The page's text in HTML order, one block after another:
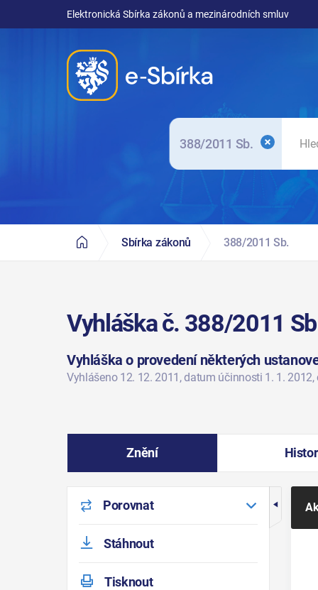
Elektronická Sbírka zákonů a mezinárodních smluv
388/2011 Sb.
Sbírka zákonů 388/2011 Sb.
Vyhláška č. 388/2011
Vyhláška o provedení některých
Vyhlášeno 12. 12. 2011 , datum účinnosti 1. 1. 2012
Znění
Porovnat
Stáhnout
Tisknout